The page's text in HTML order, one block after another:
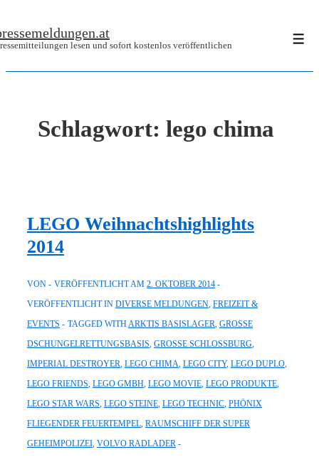
Zum
lesen und sofort kostenlos veröffentlichen
Schlagwort: lego chima
LEGO Weihnachtshighlights
2014
VON VERÖFFENTLICHT AM 2. OKTOBER 2014
VERÖFFENTLICHT IN DIVERSE MELDUNGEN, FREIZEIT &
EVENTS
TAGGED WITHARKTIS BASISLAGER, GROSSE D
SCHUNGELRETTUNGSBASIS , GROSSE SCHLOSSBURG
,
IMPERIAL DESTROYER, LEGO CHIMA, LEGO CITY, LEGO DUPLO,
LEGO FRIENDS, LEGO GMBH, LEGO MOVIE, LEGO PRODUKTE,
LEGO STAR WARS, LEGO STEINE, LEGO TECHNIC, PHÖNIX
FLIEGENDER FEUERTEMPEL, RAUMSCHIFF DER SUPER
GEHEIMPOLIZEI, VOLVO RADLADER